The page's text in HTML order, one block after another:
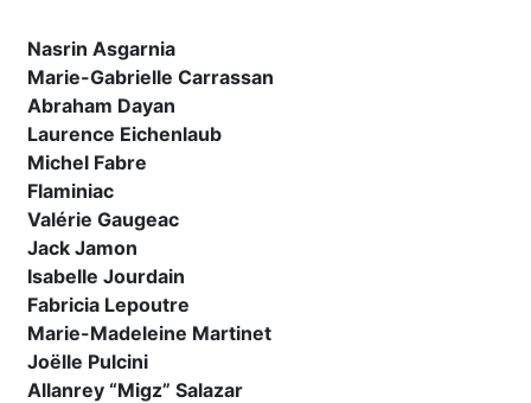
Nasrin Asgarnia
Marie-Gabrielle Carrassan
Abraham Dayan
Laurence Eichenlaub
Michel Fabre
Flaminiac
Valérie Gaugeac
Jack Jamon
Isabelle Jourdain
Fabricia Lepoutre
Marie-Madeleine Martinet
Joëlle Pulcini
Allanrey “Migz” Salazar